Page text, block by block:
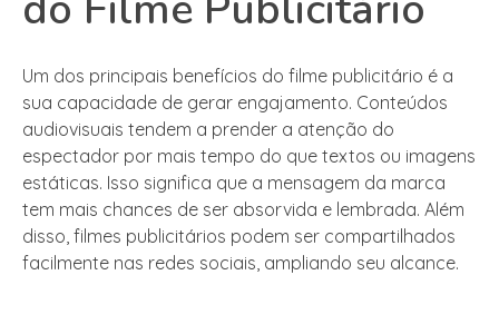
Um dos principais benefícios do filme publicitário é a
sua capacidade de gerar engajamento. Conteúdos
audiovisuais tendem a prender a atenção do
espectador por mais tempo do que textos ou imagens
estáticas. Isso significa que a mensagem da marca
tem mais chances de ser absorvida e lembrada. Além
disso, filmes publicitários podem ser compartilhados
facilmente nas redes sociais, ampliando seu alcance.